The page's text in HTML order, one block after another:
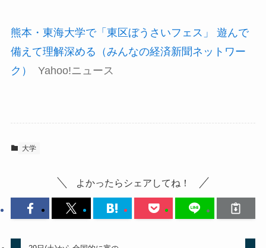
熊本・東海大学で「東区ぼうさいフェス」 遊んで
備えて理解深める（みんなの経済新聞ネットワー
ク）
Yahoo!ニュース
大学
よかったらシェアしてね！